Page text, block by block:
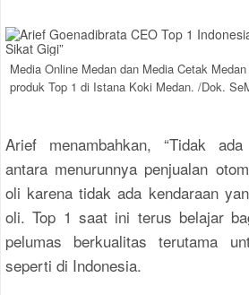
Media Online Medan dan Media Cetak
produk Top 1 di Istana Koki Medan. /Dok.
Arief menambahkan, “Tidak
antara menurunnya penjualan
oli karena tidak ada kendaraan
oli. Top 1 saat ini terus belajar
pelumas berkualitas terutama
seperti di Indonesia.